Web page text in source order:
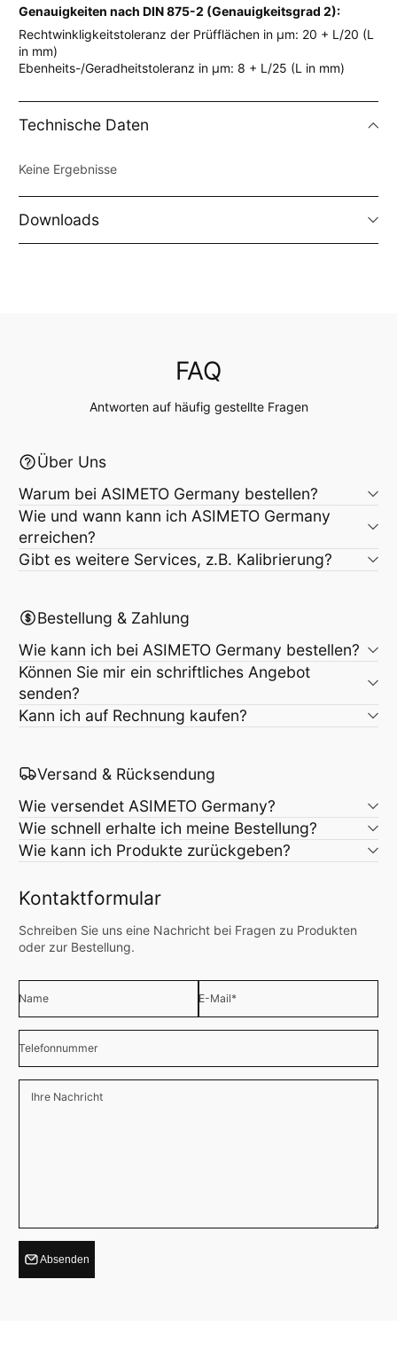
Genauigkeiten nach DIN 875-2 (Genauigkeitsgrad 2):
Rechtwinkligkeitstoleranz der Prüfflächen in µm: 20 + L/20 (L
in mm)
Ebenheits-/Geradheitstoleranz in µm: 8 + L/25 (L in mm)
Technische Daten
Keine Ergebnisse
Downloads
FAQ
Antworten auf häufig gestellte Fragen
Über Uns
Warum bei ASIMETO Germany bestellen?
Wie und wann kann ich ASIMETO Germany
erreichen?
Gibt es weitere Services, z.B. Kalibrierung?
Bestellung & Zahlung
Wie kann ich bei ASIMETO Germany bestellen?
Können Sie mir ein schriftliches Angebot
senden?
Kann ich auf Rechnung kaufen?
Versand & Rücksendung
Wie versendet ASIMETO Germany?
Wie schnell erhalte ich meine Bestellung?
Wie kann ich Produkte zurückgeben?
Kontaktformular
Schreiben Sie uns eine Nachricht bei Fragen zu Produkten
oder zur Bestellung.
Name E-Mail*
Telefonnummer
Ihre Nachricht
Absenden